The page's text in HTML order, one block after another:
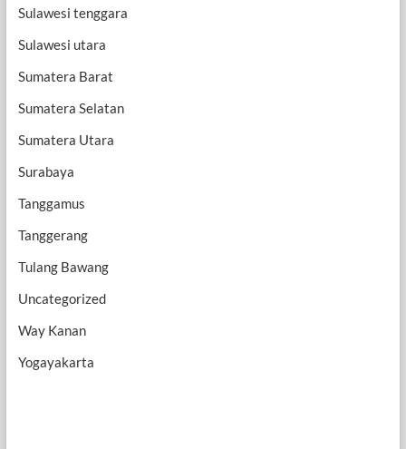
Sulawesi tenggara
Sulawesi utara
Sumatera Barat
Sumatera Selatan
Sumatera Utara
Surabaya
Tanggamus
Tanggerang
Tulang Bawang
Uncategorized
Way Kanan
Yogayakarta